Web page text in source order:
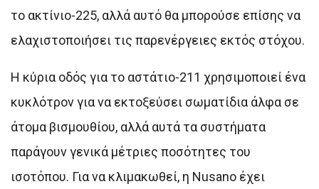
το ακτίνιο-225, αλλά αυτό θα μπορούσε επίσης να
ελαχιστοποιήσει τις παρενέργειες εκτός στόχου.
Η κύρια οδός για το αστάτιο-211 χρησιμοποιεί ένα
κυκλότρον για να εκτοξεύσει σωματίδια άλφα σε
άτομα βισμουθίου, αλλά αυτά τα συστήματα
παράγουν γενικά μέτριες ποσότητες του
ισοτόπου. Για να κλιμακωθεί, η Nusano έχει